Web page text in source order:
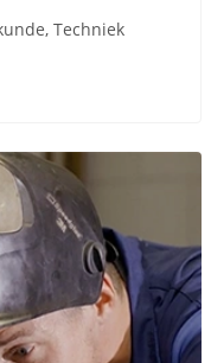
Techniek